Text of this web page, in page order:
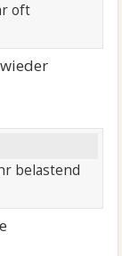
oft
belastend